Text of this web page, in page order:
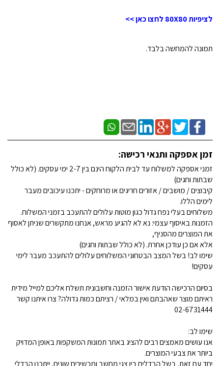
לציפיות 80X80 לחצו כאן >>
תמונה להמחשה בלבד.
זמן אספקה ותנאי רכישה:
זמני אספקה למשלוח עד לבית הלקוח הינם בין 2-7 ימי עסקים. (לא כולל
שבתות וחגים)
קיבוצים / מושבים / אזורים חריגים או מרוחקים - יתכנו עיכובים מעבר
לימים הללו.
משלוחים בעלי נפח גדול כגון מוטות עלולים להתעכב בזמני המשלוח.
הזמנות באיסוף עצמי: נא לא להגיע מראש, אנחנו מתקשרים שניתן לאסוף
את המוצרים מהסניף,
אלא אם כן עודכן אחרת. (לא כולל שבתות וחגים)
שימו לב! בשל המצב הבטחוני המשלוחים עלולים להתעכב מעבר לימי
עסקים!
בסיום הרכישה הודעת אישור הזמנה וחשבונית תשלח אליכם למייל מידית
ראיתם מוצר שאהבתם ואין במלאי / רציתם כמות גדולה? צרו איתנו קשר
02-6731444
שימו לב:
אנו עושים מאמצים רבים להציג באתר תמונות המשקפות באופן המדויק
ביותר את צבעי המוצרים.
יחד עם זאת, בשל הבדלים בין צגי מחשב ומכשירים שונים, ייתכנו הבדלי